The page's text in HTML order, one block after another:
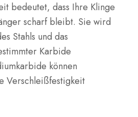
bedeutet, dass Ihre Klinge
scharf bleibt. Sie wird
Stahls und das
Karbide
können
Verschleißfestigkeit